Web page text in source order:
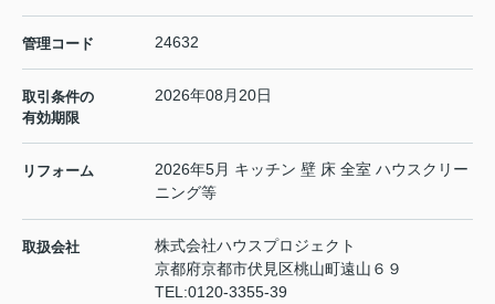
管理コード 24632
取引条件の
有効期限
2026年08月20日
リフォーム
2026年5月 キッチン 壁 床 全室 ハウスクリー
ニング等
取扱会社
株式会社ハウスプロジェクト
京都府京都市伏見区桃山町遠山６９
TEL:0120-3355-39